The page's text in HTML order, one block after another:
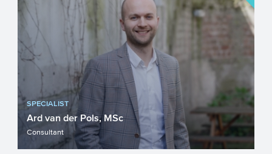
bijvoorbeeld woningnood, de stikstofc...
SPECIALIST
Ard van der Pols, MSc
Consultant